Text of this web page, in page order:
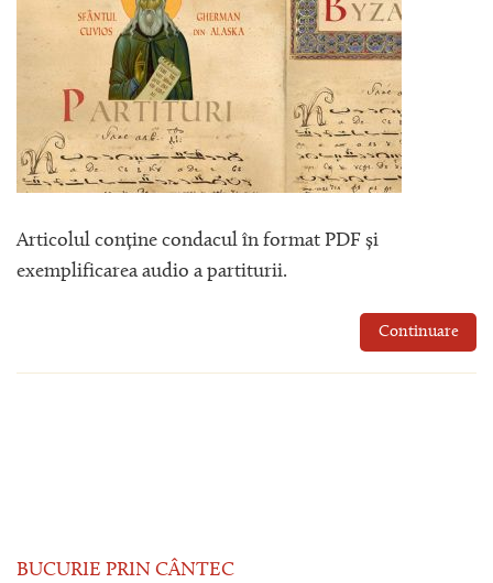
Articolul conține condacul în format PDF și
exemplificarea audio a partiturii.
Continuare
BUCURIE PRIN CÂNTEC